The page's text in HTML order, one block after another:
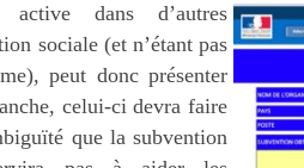
active dans d’autres
sociale (et n’étant pas
peut donc présenter
celui-ci devra faire
que la subvention